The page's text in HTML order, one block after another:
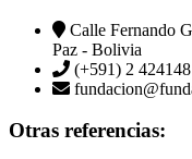
Calle Fernando
Paz - Bolivia
(+591) 2
Otras referencias: